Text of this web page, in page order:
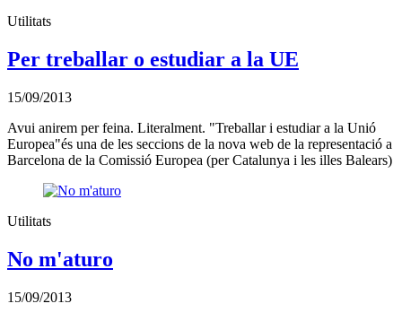
Utilitats
Per treballar o estudiar a la UE
15/09/2013
Avui anirem per feina. Literalment. "Treballar i estudiar a la Unió
Europea"és una de les seccions de la nova web de la representació a
Barcelona de la Comissió Europea (per Catalunya i les illes Balears)
Utilitats
No m'aturo
15/09/2013